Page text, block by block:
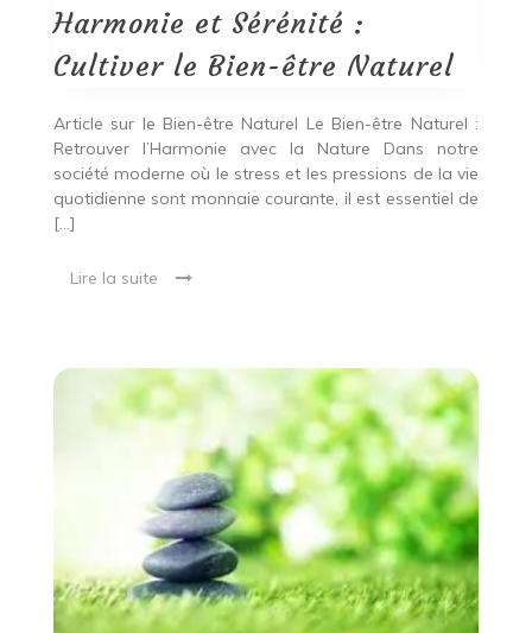
le
Bien-
Naturel
Harmonie et Sérénité :
Cultiver le Bien-être Naturel
Article sur le Bien-être Naturel Le Bien-être Naturel :
Retrouver l’Harmonie avec la Nature Dans notre
société moderne où le stress et les pressions de la vie
quotidienne sont monnaie courante, il est essentiel de
[…]
Lire la suite